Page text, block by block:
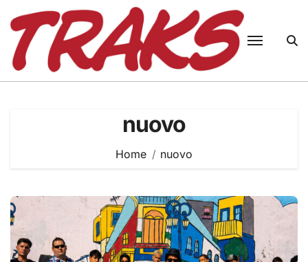
content
nuovo
Home nuovo